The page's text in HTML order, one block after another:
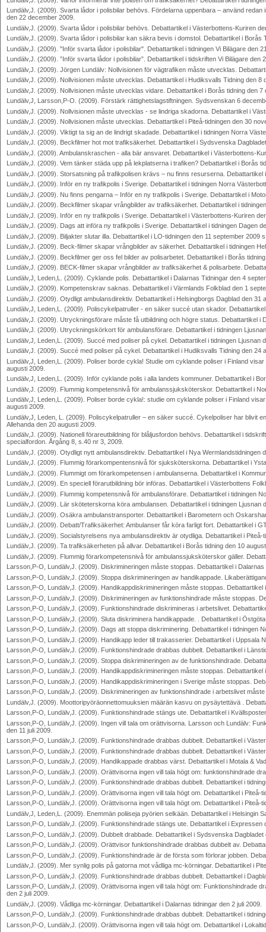
Lundälv,J. (2009). Svarta lådor i polisbilar behövs. Fördelarna uppenbara – använd
den 22 december 2009.
Lundälv,J. (2009). Svarta lådor i polisbilar behövs. Debattartikel i Västerbottens-Kuriren
Lundälv,J. (2009). Svarta lådor i polisbilar kan säkra bevis i domstol. Debattartikel i
Lundälv,J. (2009). "Inför svarta lådor i polisbilar". Debattartikel i tidningen Vi Bilägare den
Lundälv,J. (2009). ”Inför svarta lådor i polisbilar”. Debattartikel i tidskriften Vi Bilägare den
Lundälv,J. (2009). Jörgen Lundälv: Nollvisionen för vägtrafiken måste utvecklas.
Lundälv,J. (2009). Nollvisionen måste utvecklas. Debattartikel i Hudiksvalls Tidning den
Lundälv,J. (2009). Nollvisionen måste utvecklas vidare. Debattartikel i Borås tidning den
Lundälv,J, Larsson,P-O. (2009). Förstärk rättighetslagstiftningen. Sydsvenskan 6
Lundälv,J. (2009). Nollvisionen måste utvecklas - se lindriga skadorna. Debattartikel i
Lundälv,J. (2009). Nollvisionen måste utvecklas. Debattartikel i Piteå-tidningen den 30
Lundälv,J. (2009). Viktigt ta sig an de lindrigt skadade. Debattartikel i tidningen Norra
Lundälv,J. (2009). Beckfilmer hot mot trafiksäkerhet. Debattartikel i Sydsvenska
Lundälv,J. (2009). Ambulanskraschen - alla bär ansvaret. Debattartikel i Västerbottens-
Lundälv,J. (2009). Vem tänker städa upp på lekplatserna i trafiken? Debattartikel i Borås
Lundälv,J. (2009). Storsatsning på trafikpolisen krävs – nu finns resurserna. Debattartikel
Lundälv,J. (2009). Inför en ny trafikpolis i Sverige. Debattartikel i tidningen Norra
Lundälv,J. (2009). Nu finns pengarna – Inför en ny trafikpolis i Sverige. Debattartikel i
Lundälv,J. (2009). Beckfilmer skapar vrångbilder av trafiksäkerhet. Debattartikel i
Lundälv,J. (2009). Inför en ny trafikpolis i Sverige. Debattartikel i Västerbottens-Kuriren
Lundälv,J. (2009). Dags att införa ny trafikpolis i Sverige. Debattartikel i tidningen Dagen
Lundälv,J. (2009). Biljakter slutar illa. Debattartikel i LO-tidningen den 11 september 2009
Lundälv,J. (2009). Beck-filmer skapar vrångbilder av säkerhet. Debattartikel i tidningen
Lundälv,J. (2009). Beckfilmer ger oss fel bilder av polisarbetet. Debattartikel i Borås
Lundälv,J. (2009). BECK-filmer skapar vrångbilder av trafiksäkerhet & polisarbete.
Lundälv,J, Leden,L. (2009). Cyklande polis. Debattartikel i Dalarnas Tidningar den 4
Lundälv,J. (2009). Kompetenskrav saknas. Debattartikel i Värmlands Folkblad den 1
Lundälv,J. (2009). Otydligt ambulansdirektiv. Debattartikel i Helsingborgs Dagblad den 31
Lundälv,J, Leden,L. (2009). Poliscykelpatruller - en säker succé utan skador.
Lundälv,J. (2009). Utryckningsförare måste få utbildning och högre status. Debattartikel i
Lundälv,J. (2009). Utryckningskörkort för ambulansförare. Debattartikel i tidningen
Lundälv,J, Leden,L. (2009). Succé med poliser på cykel. Debattartikel i tidningen Ljusnan
Lundälv,J. (2009). Succé med poliser på cykel. Debattartikel i Hudiksvalls Tidning den 24
Lundälv,J, Leden,L. (2009). Poliser borde cykla! Studie om cyklande poliser i Finland
augusti 2009.
Lundälv,J, Leden,L. (2009). Inför cyklande polis i alla landets kommuner. Debattartikel i
Lundälv,J. (2009). Flummig kompetensnivå för ambulanssjuksköterskor. Debattartikel i
Lundälv,J, Leden,L. (2009). Poliser borde cykla!: studie om cyklande poliser i Finland
augusti 2009.
Lundälv,J, Leden, L. (2009). Poliscykelpatruller – en säker succé. Cykelpoliser har blivit
Allehanda den 20 augusti 2009.
Lundälv,J. (2009). Nationell förareutbildning för blåljusfordon behövs. Debattartikel i
specialfordon. Årgång 8, s.40 nr 3, 2009.
Lundälv,J. (2009). Otydligt nytt ambulansdirektiv. Debattartikel i Nya Wermlandstidningen
Lundälv,J. (2009). Flummig förarkompentensnivå för sjuksköterskorna. Debattartikel i
Lundälv,J. (2009). Flummigt om förarkompetensen i ambulanserna. Debattartikel i
Lundälv,J. (2009). En speciell förarutbildning bör införas. Debattartikel i Västerbottens
Lundälv,J. (2009). Flummig kompetensnivå för ambulansförare. Debattartikel i tidningen
Lundälv,J. (2009). Lär sköteterskorna köra ambulansen. Debattartikel i tidningen Ljusnan
Lundälv,J. (2009). Osäkra ambulanstransporter. Debattartikel i Barometern och
Lundälv,J. (2009). Debatt/Trafiksäkerhet: Ambulanser får köra farligt fort. Debattartikel i
Lundälv,J. (2009). Socialstyrelsens nya ambulansdirektiv är otydliga. Debattartikel i Piteå-
Lundälv,J. (2009). Ta trafiksäkerheten på allvar. Debattartikel i Borås tidning den 10
Lundälv,J. (2009). Flummig förarkompetensnivå för ambulanssjuksköterskor gäller.
Larsson,P-O, Lundälv,J. (2009). Diskrimineringen måste stoppas. Debattartikel i
Larsson,P-O, Lundälv,J. (2009). Stoppa diskrimineringen av handikappade.
Larsson,P-O, Lundälv,J. (2009). Handikappdiskrimineringen måste stoppas. Debattartikel
Larsson,P-O, Lundälv,J. (2009). Diskrimineringen av funktionshindrade måste stoppas.
Larsson,P-O, Lundälv,J. (2009). Funktionshindrade diskrimineras i arbetslivet.
Larsson,P-O, Lundälv,J. (2009). Sluta diskriminera handikappade. . Debattartikel i
Larsson,P-O, Lundälv,J. (2009). Dags att stoppa diskriminering. Debattartikel i tidningen
Larsson,P-O, Lundälv,J. (2009). Handikapp leder till trakasserier. Debattartikel i Uppsala
Larsson,P-O, Lundälv,J. (2009). Funktionshindrade drabbas dubbelt. Debattartikel i
Larsson,P-O, Lundälv,J. (2009). Stoppa diskrimineringen av de funktionshindrade.
Larsson,P-O, Lundälv,J. (2009). Handikappdiskrimineringen måste stoppas.
Larsson,P-O, Lundälv,J. (2009). Handikappdiskrimineringen i Sverige måste stoppas.
Larsson,P-O, Lundälv,J. (2009). Diskrimineringen av funktionshindrade i arbetslivet
Lundälv,J. (2009). Moottoripyöräonnettomuuksien määrän kasvu on pysäytettävä .
Larsson,P-O, Lundälv,J. (2009). Funktionshindrade stängs ute. Debattartikel i
Larsson,P-O, Lundälv,J. (2009). Ingen vill tala om orättvisorna. Larsson och Lundälv:
den 11 juli 2009.
Larsson,P-O, Lundälv,J. (2009). Funktionshindrade drabbas dubbelt. Debattartikel i
Larsson,P-O, Lundälv,J. (2009). Funktionshindrade drabbas dubbelt. Debattartikel i
Larsson,P-O, Lundälv,J. (2009). Handikappade drabbas värst. Debattartikel i Motala &
Larsson,P-O, Lundälv,J. (2009). Orättvisorna ingen vill tala högt om: funktionshindrade
Larsson,P-O, Lundälv,J. (2009). Funktionshindrade drabbas dubbelt. Debattartikel i
Larsson,P-O, Lundälv,J. (2009). Orättvisorna ingen vill tala högt om. Debattartikel i Piteå-
Larsson,P-O, Lundälv,J. (2009). Orättvisorna ingen vill tala högt om. Debattartikel i Piteå-
Lundälv,J, Leden,L. (2009). Enemmän poliiseja pyörien selkään. Debattartikel i Helsingin
Larsson,P-O, Lundälv,J. (2009). Funktionshindrade stängs ute. Debattartikel i Expressen
Larsson,P-O, Lundälv,J. (2009). Dubbelt drabbade. Debattartikel i Sydsvenska Dagbladet
Larsson,P-O, Lundälv,J. (2009). Orättvisor funktionshindrade drabbas dubbelt av.
Larsson,P-O, Lundälv,J. (2009). Funktionshindrade är de första som förlorar jobben.
Lundälv,J. (2009). Mer synlig polis på gatorna mot vådliga mc-körningar. Debattartikel i
Larsson,P-O, Lundälv,J. (2009). Funktionshindrade drabbas dubbelt. Debattartikel i
Larsson,P-O, Lundälv,J. (2009). Orättvisorna ingen vill tala högt om: Funktionshindrade
den 2 juli 2009.
Lundälv,J. (2009). Vådliga mc-körningar. Debattartikel i Dalarnas tidningar den 2 juli 2009.
Larsson,P-O, Lundälv,J. (2009). Funktionshindrade drabbas dubbelt. Debattartikel i
Larsson,P-O, Lundälv,J. (2009). Orättvisorna ingen vill tala högt om. Debattartikel i